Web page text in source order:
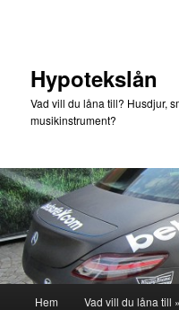
Hypotekslån
Vad vill du låna till? Husdjur,
musikinstrument?
Hem Vad vill du låna till »